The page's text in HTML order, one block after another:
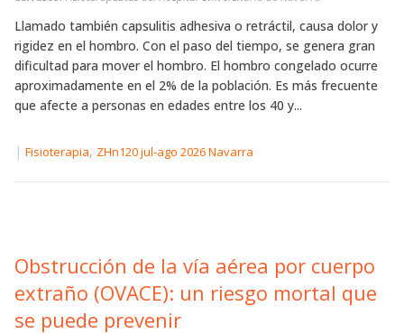
Llamado también capsulitis adhesiva o retráctil, causa dolor y
rigidez en el hombro. Con el paso del tiempo, se genera gran
dificultad para mover el hombro. El hombro congelado ocurre
aproximadamente en el 2% de la población. Es más frecuente
que afecte a personas en edades entre los 40 y...
| Fisioterapia, ZHn120 jul-ago 2026 Navarra
Obstrucción de la vía aérea por cuerpo
extraño (OVACE): un riesgo mortal que
se puede prevenir